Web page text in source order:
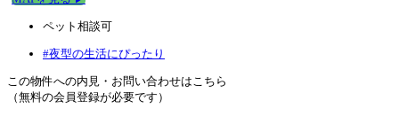
ペット相談可
#夜型の生活にぴったり
この物件への内見・お問い合わせはこちら
（無料の会員登録が必要です）